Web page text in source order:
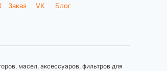
Заказ VK Блог
масел, аксессуаров, фильтров для